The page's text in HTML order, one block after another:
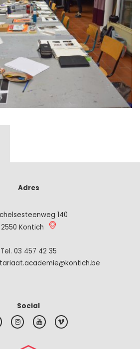
Adres
140
2550 Kontich
Tel. 03 457 42 35
Social